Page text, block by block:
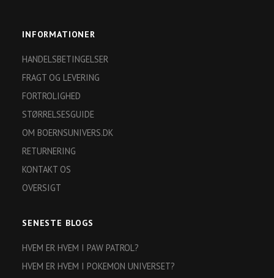
INFORMATIONER
HANDELSBETINGELSER
FRAGT OG LEVERING
FORTROLIGHED
STØRRELSESGUIDE
OM BOERNSUNIVERS.DK
RETURNERING
KONTAKT OS
OVERSIGT
SENESTE BLOGS
HVEM ER HVEM I PAW PATROL?
HVEM ER HVEM I POKEMON UNIVERSET?